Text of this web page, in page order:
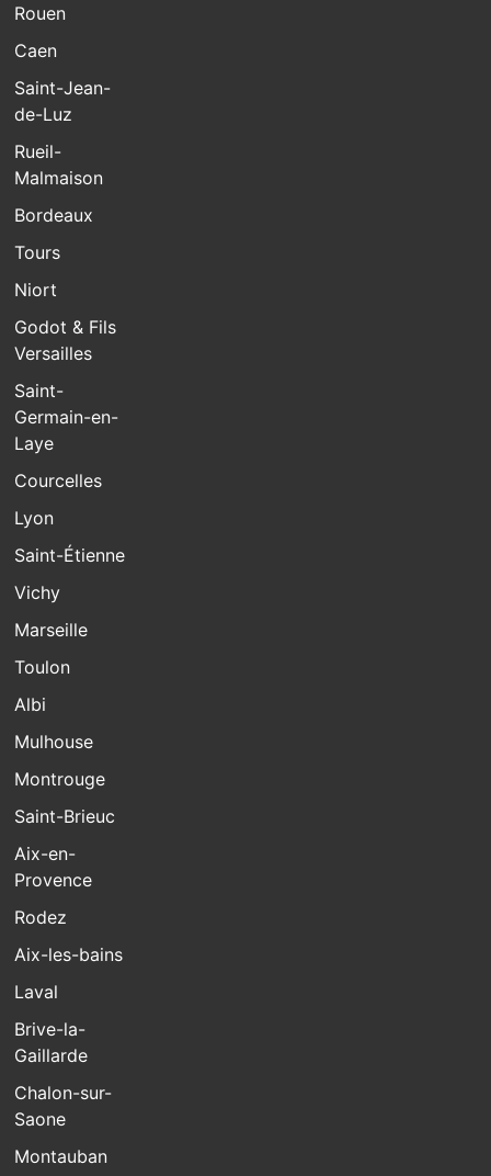
Rouen
Caen
Saint-Jean-
de-Luz
Rueil-
Malmaison
Bordeaux
Tours
Niort
Godot & Fils
Versailles
Saint-
Germain-en-
Laye
Courcelles
Lyon
Saint-Étienne
Vichy
Marseille
Toulon
Albi
Mulhouse
Montrouge
Saint-Brieuc
Aix-en-
Provence
Rodez
Aix-les-bains
Laval
Brive-la-
Gaillarde
Chalon-sur-
Saone
Montauban